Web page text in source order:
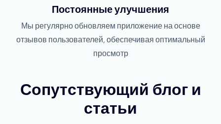
Постоянные улучшения
Мы регулярно обновляем приложение на основе
отзывов пользователей, обеспечивая оптимальный
просмотр
Сопутствующий блог и
статьи